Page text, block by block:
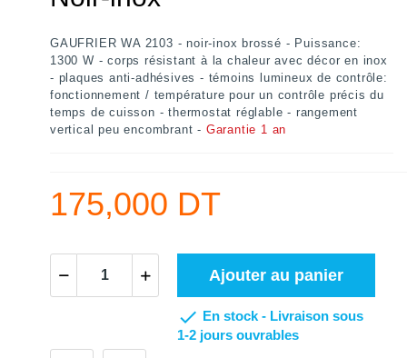
GAUFRIER WA 2103 - noir-inox brossé - Puissance:
1300 W - corps résistant à la chaleur avec décor en inox
- plaques anti-adhésives - témoins lumineux de contrôle:
fonctionnement / température pour un contrôle précis du
temps de cuisson - thermostat réglable - rangement
vertical peu encombrant - Garantie 1 an
175,000 DT
Ajouter au panier
 En stock - Livraison sous
1-2 jours ouvrables